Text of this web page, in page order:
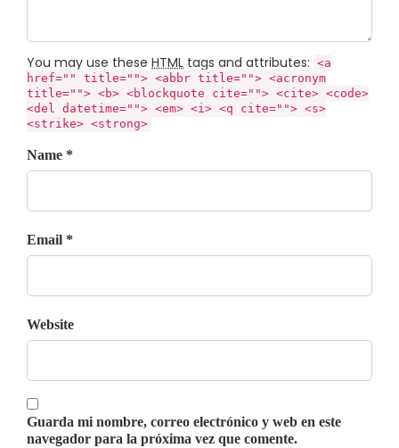
You may use these HTML tags and attributes: <a
href="" title=""> <abbr title=""> <acronym
title=""> <b> <blockquote cite=""> <cite> <code>
<del datetime=""> <em> <i> <q cite=""> <s>
<strike> <strong>
Name *
Email *
Website
Guarda mi nombre, correo electrónico y web en este
navegador para la próxima vez que comente.